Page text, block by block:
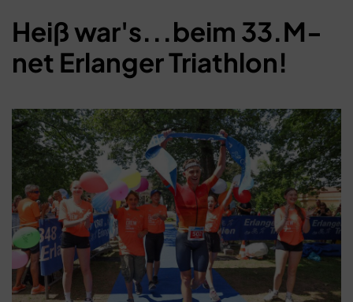
Schließen
Heiß war's...beim 33.M-
net Erlanger Triathlon!